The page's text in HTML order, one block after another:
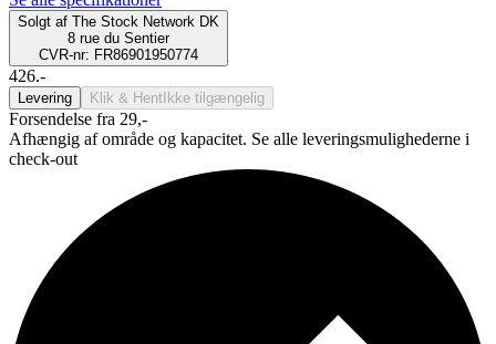
Solgt af The Stock Network DK
8 rue du Sentier
CVR-nr: FR86901950774
426.-
Levering Klik & Hent Ikke tilgængelig
Forsendelse fra 29,-
Afhængig af område og kapacitet. Se alle leveringsmulighederne i
check-out